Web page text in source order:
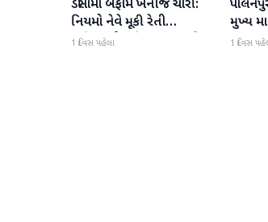
બનાસકાંઠા
ડીસામાં બેફામ ખનીજ ચોરી:
નિયમો નેવે મૂકી રેતી
માફિયાઓ સક્રિય, તંત્ર સામે
1 દિવસ પહેલા
મુખ્ય
1 દિવસ